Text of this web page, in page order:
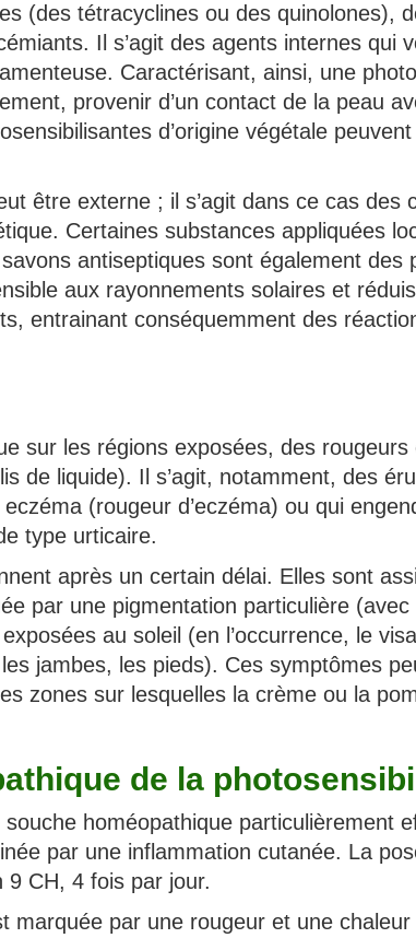
(des tétracyclines ou des quinolones),
Il s’agit des agents internes qui
Caractérisant, ainsi, une
provenir d’un contact de la peau
d’origine végétale
être externe ; il s’agit dans ce cas des
Certaines substances appliquées
antiseptiques sont également des
aux rayonnements solaires et
entrainant conséquemment des
sur les régions exposées, des rougeurs
de liquide). Il s’agit, notamment, des
(rougeur d’eczéma) ou qui
type urticaire.
après un certain délai. Elles sont
par une pigmentation particulière
au soleil (en l’occurrence, le
jambes, les pieds). Ces symptômes
zones sur lesquelles la crème ou la
de la
homéopathique particulièrement
par une inflammation cutanée. La
9 CH, 4 fois par jour.
marquée par une rougeur et une